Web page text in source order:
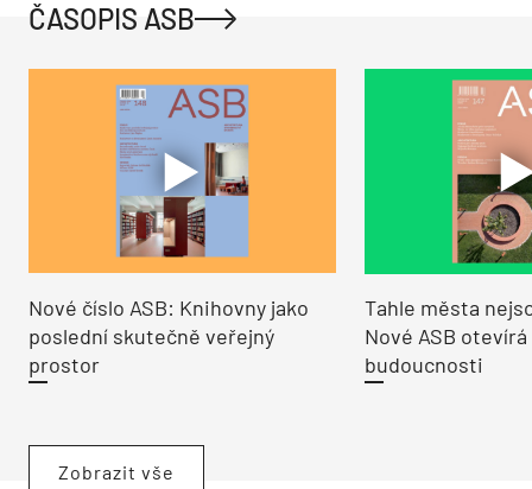
ČASOPIS ASB
Nové číslo ASB: Knihovny jako
poslední skutečně veřejný
prostor
Tahle města
Nové ASB
budoucnosti
Zobrazit vše